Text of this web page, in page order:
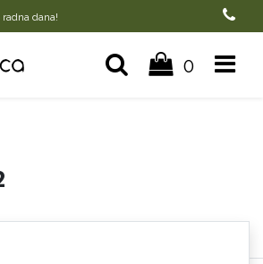
dana!
0